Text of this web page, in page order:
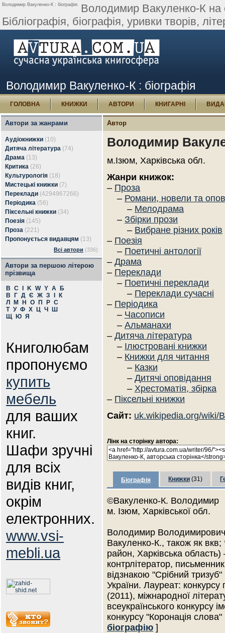
Володимир Вакуленко-К : біографія. Володимир Вакуленко-К на
Бібліографія, біографія, уривки творів,
Володимир Вакуленко-К : біографія
ГОЛОВНА КНИЖКИ АВТОРИ КНИГАРНІ
Автори за жанрами
Аудіокнижки (10)
Дитяча література (74)
Драма (13)
Критика (26)
Культурологія (18)
Мистецькі книжки (7)
Переклади (4294967266)
Періодика (56)
Піксельні книжки (34)
Поезія (145)
Проза (221)
Пропонується видавцям (13)
Всі автори (336)
Автори за першою літерою
прізвища
B C K W Y А
Б
В
Г Д Є Ж З
К
Л
М Н О П Р С
Т У Ф Х Ц Ч
Ш
Щ
Ю Я
Книголюбам
пропонуємо
купить
мебель
для ваших
книг.
Шафи зручні
для всіх
видів книг,
окрім
електронних.
www.vsi-
mebli.ua
Автор
Володимир
м.Ізюм, Харківська обл.
Жанри книжок:
– Проза
– Романи, новели та
– Мелодрама
– Збірки прози
– Вибране різних років
– Поезія
– Поетичні антології
– Драма
– Переклади
– Поетичні переклади
– Переклади сучасні
– Періодика
– Часописи
– Альманахи
– Дитяча література
– Ілюстровані книжки
– Книжки для читання
– Казки
– Дитячі оповідання
– Хрестоматія, збірка
– Піксельні книжки
Сайт: uk.wikipedia.org/wiki/
Лінк на сторінку автора:
Біографія Книжки (31)
©Вакуленко-К. Володимир
м. Ізюм, Харківської обл.
Володимир
Вакуленко-К., також як
район, Харківська
контрлітератор,
відзнакою "Срібний
України. Лауреат: конкурсу
(2011), міжнародної
всеукраїнського конкурсу
конкурсу "Коронація
біографію ]